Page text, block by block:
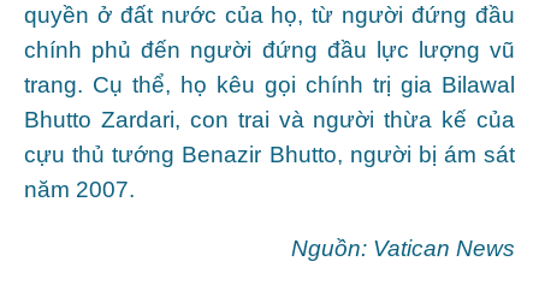
quyền ở đất nước của họ, từ người đứng đầu
chính phủ đến người đứng đầu lực lượng vũ
trang. Cụ thể, họ kêu gọi chính trị gia Bilawal
Bhutto Zardari, con trai và người thừa kế của
cựu thủ tướng Benazir Bhutto, người bị ám sát
năm 2007.
Nguồn: Vatican News